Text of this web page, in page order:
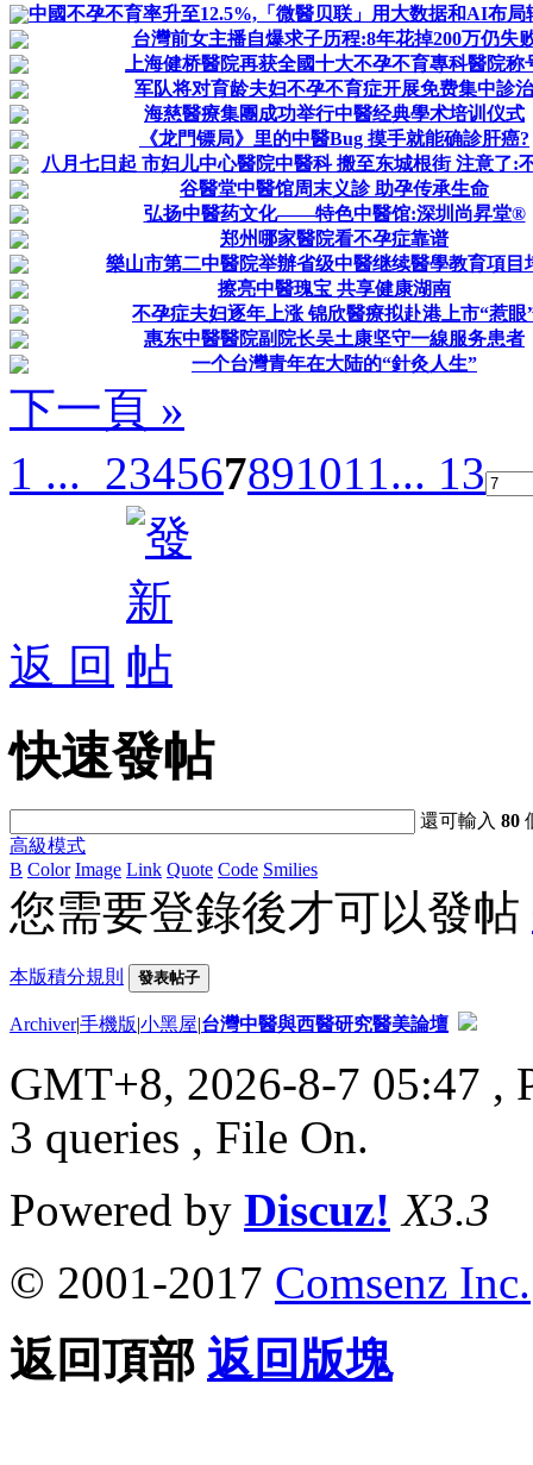
中國不孕不育率升至12.5%,「微醫贝联」用大数据和AI布局
台灣前女主播自爆求子历程:8年花掉200万仍失
上海健桥醫院再获全國十大不孕不育專科醫院称
军队将对育龄夫妇不孕不育症开展免费集中診治
海慈醫療集團成功举行中醫经典學术培训仪式
《龙門镖局》里的中醫Bug 摸手就能确診肝癌?
八月七日起 市妇儿中心醫院中醫科 搬至东城根街 注意了:
谷醫堂中醫馆周末义診 助孕传承生命
弘扬中醫药文化——特色中醫馆:深圳尚昇堂®
郑州哪家醫院看不孕症靠谱
樂山市第二中醫院举辦省级中醫继续醫學教育項目
擦亮中醫瑰宝 共享健康湖南
不孕症夫妇逐年上涨 锦欣醫療拟赴港上市“惹眼
惠东中醫醫院副院长吴土康坚守一線服务患者
一个台灣青年在大陆的“針灸人生”
下一頁 »
1 ... 234567891011... 13
返 回
快速發帖
還可輸入80
高級模式
B Color Image Link Quote Code Smilies
您需要登錄後才可以發帖
本版積分規則 發表帖子
Archiver|手機版|小黑屋|台灣中醫與西醫研究醫美論壇
GMT+8, 2026-8-7 05:47 ,
3 queries , File On.
Powered by Discuz! X3.3
© 2001-2017 Comsenz Inc.
返回頂部 返回版塊